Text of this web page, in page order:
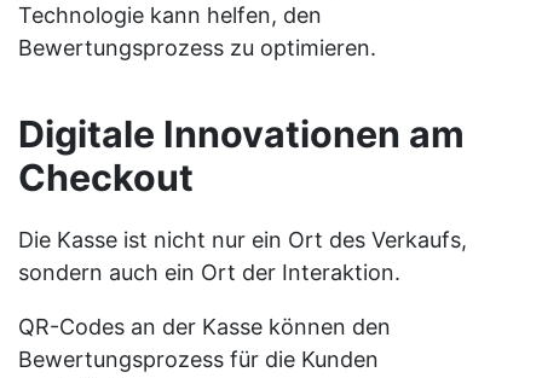
Technologie kann helfen, den
Bewertungsprozess zu optimieren.
Digitale Innovationen am
Checkout
Die Kasse ist nicht nur ein Ort des Verkaufs,
sondern auch ein Ort der Interaktion.
QR-Codes an der Kasse können den
Bewertungsprozess für die Kunden